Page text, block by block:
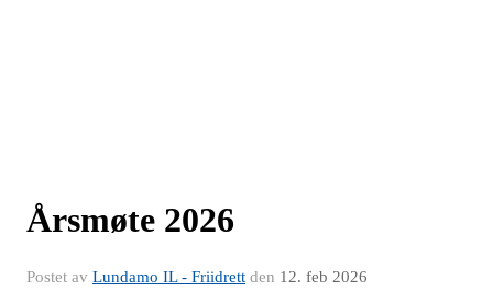
Årsmøte 2026
Postet av Lundamo IL - Friidrett den 12. feb 2026